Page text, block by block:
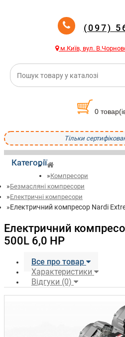
(097)
м.Київ, вул.
0
Тільки
Категорії
Компресори
Безмасляні компресори
Електричні компресори
Електричний компресор Nardi
Електричний
500L 6,0 HP
Все про товар
Характеристики
Відгуки (0)